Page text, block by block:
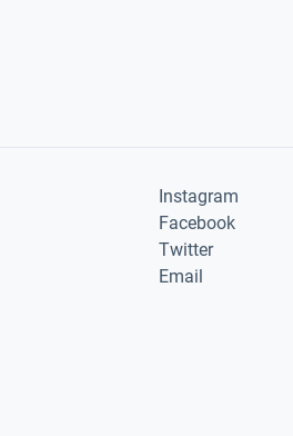
Instagram
Facebook
Twitter
Email